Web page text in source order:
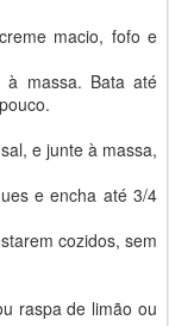
macio, fofo e
à massa. Bata até
e junte à massa,
e encha até 3/4
cozidos, sem
raspa de limão ou